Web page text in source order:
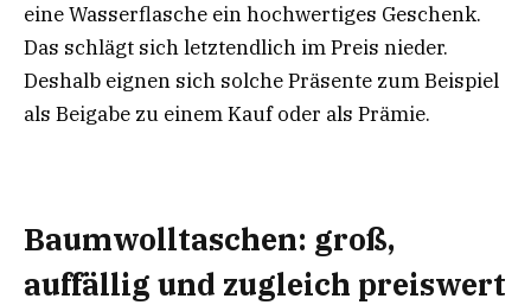
eine Wasserflasche ein hochwertiges Geschenk.
Das schlägt sich letztendlich im Preis nieder.
Deshalb eignen sich solche Präsente zum Beispiel
als Beigabe zu einem Kauf oder als Prämie.
Baumwolltaschen: groß,
auffällig und zugleich preiswert